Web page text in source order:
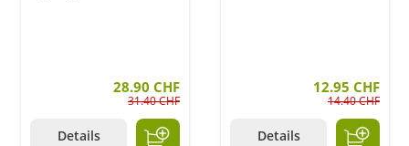
28.90 CHF
31.40 CHF
Details
12.95 CHF
14.40 CHF
Details